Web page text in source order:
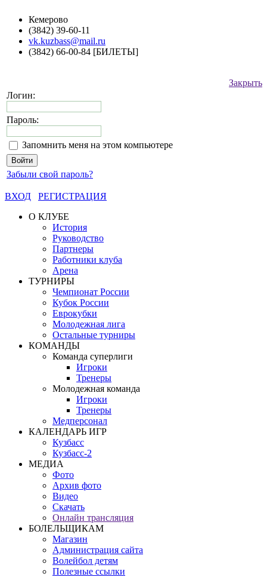
Кемерово
(3842) 39-60-11
vk.kuzbass@mail.ru
(3842) 66-00-84 [БИЛЕТЫ]
Закрыть
Логин:
Пароль:
Запомнить меня на этом компьютере
Забыли свой пароль?
ВХОД
РЕГИСТРАЦИЯ
О КЛУБЕ
История
Руководство
Партнеры
Работники клуба
Арена
ТУРНИРЫ
Чемпионат России
Кубок России
Еврокубки
Молодежная лига
Остальные турниры
КОМАНДЫ
Команда суперлиги
Игроки
Тренеры
Молодежная команда
Игроки
Тренеры
Медперсонал
КАЛЕНДАРЬ ИГР
Кузбасс
Кузбасс-2
МЕДИА
Фото
Архив фото
Видео
Скачать
Онлайн трансляция
БОЛЕЛЬЩИКАМ
Магазин
Администрация сайта
Волейбол детям
Полезные ссылки